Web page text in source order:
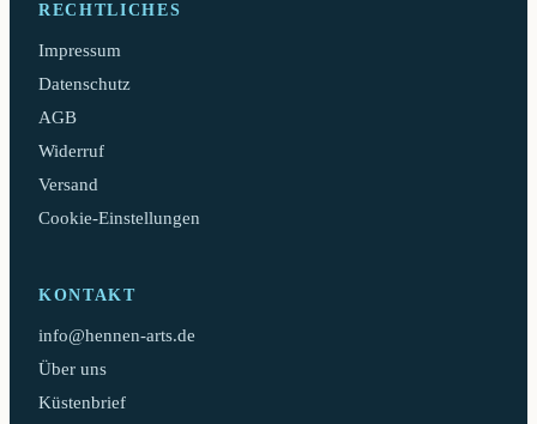
RECHTLICHES
Impressum
Datenschutz
AGB
Widerruf
Versand
Cookie-Einstellungen
KONTAKT
info@hennen-arts.de
Über uns
Küstenbrief